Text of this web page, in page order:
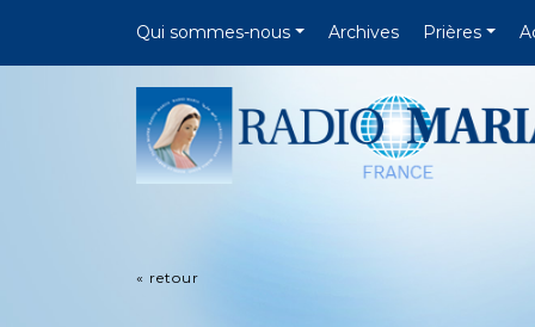
Qui sommes-nous Archives Prières
« retour